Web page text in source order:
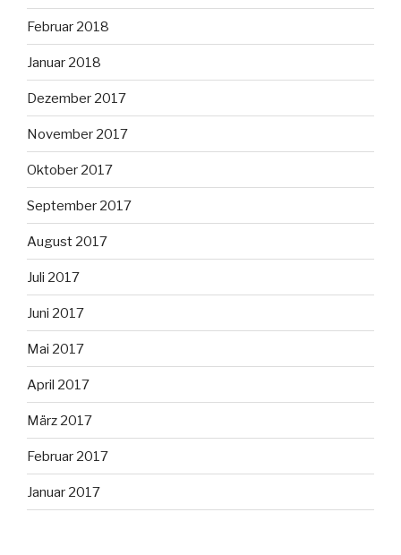
Februar 2018
Januar 2018
Dezember 2017
November 2017
Oktober 2017
September 2017
August 2017
Juli 2017
Juni 2017
Mai 2017
April 2017
März 2017
Februar 2017
Januar 2017